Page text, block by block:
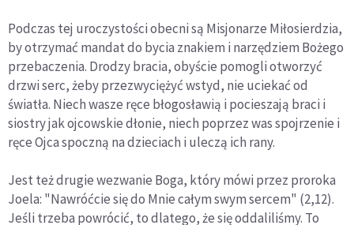
Podczas tej uroczystości obecni są Misjonarze Miłosierdzia,
by otrzymać mandat do bycia znakiem i narzędziem Bożego
przebaczenia. Drodzy bracia, obyście pomogli otworzyć
drzwi serc, żeby przezwyciężyć wstyd, nie uciekać od
światła. Niech wasze ręce błogosławią i pocieszają braci i
siostry jak ojcowskie dłonie, niech poprzez was spojrzenie i
ręce Ojca spoczną na dzieciach i uleczą ich rany.
Jest też drugie wezwanie Boga, który mówi przez proroka
Joela: "Nawróćcie się do Mnie całym swym sercem" (2,12).
Jeśli trzeba powrócić, to dlatego, że się oddaliliśmy. To